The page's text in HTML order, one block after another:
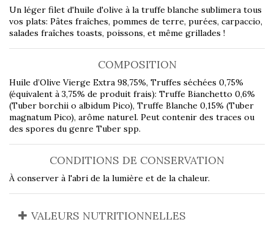
Un léger filet d'huile d'olive à la truffe blanche sublimera tous
vos plats: Pâtes fraîches, pommes de terre, purées, carpaccio,
salades fraîches toasts, poissons, et même grillades !
COMPOSITION
Huile d’Olive Vierge Extra 98,75%, Truffes séchées 0,75%
(équivalent à 3,75% de produit frais): Truffe Bianchetto 0,6%
(Tuber borchii o albidum Pico), Truffe Blanche 0,15% (Tuber
magnatum Pico), arôme naturel. Peut contenir des traces ou
des spores du genre Tuber spp.
CONDITIONS DE CONSERVATION
À conserver à l'abri de la lumière et de la chaleur.
VALEURS NUTRITIONNELLES